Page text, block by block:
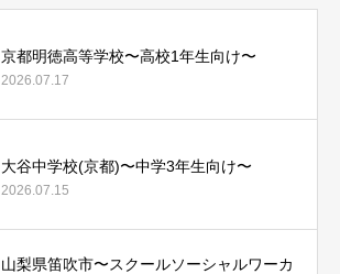
京都明徳高等学校〜高校1年生向け〜
2026.07.17
大谷中学校(京都)〜中学3年生向け〜
2026.07.15
山梨県笛吹市〜スクールソーシャルワーカ